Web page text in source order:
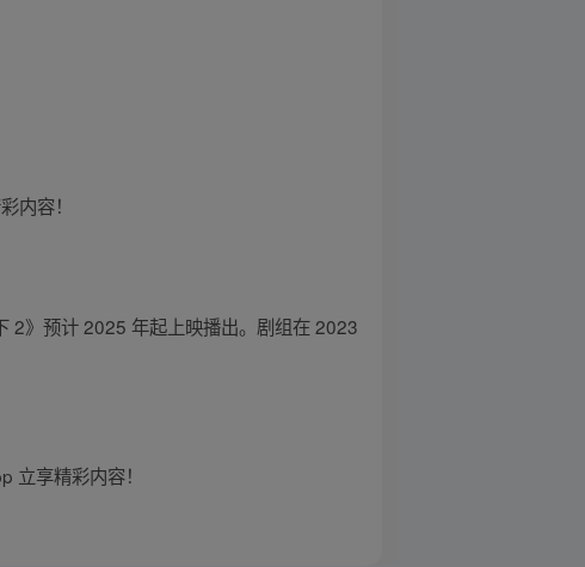
内容！
2》预计 2025 年起上映播出。剧组在 2023
立享精彩内容！